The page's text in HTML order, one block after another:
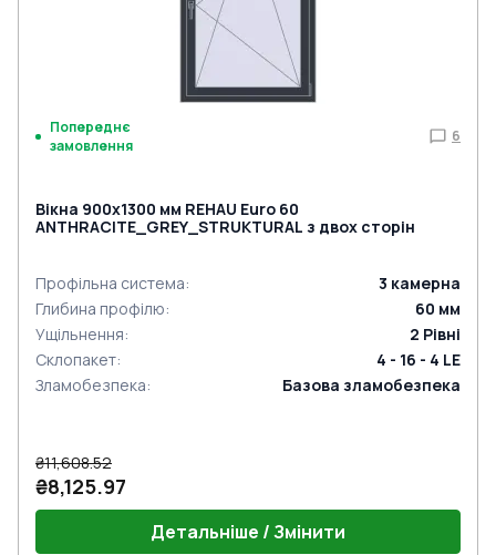
Попереднє
замовлення
6
Вікна 900x1300 мм REHAU Euro 60
ANTHRACITE_GREY_STRUKTURAL з двох сторін
Профільна система: 3 камерна
Глибина профілю: 60 мм
Ущільнення: 2 Рівні
Склопакет:
4 - 16 - 4 LE
Зламобезпека: Базова зламобезпека
₴11,608.52
₴8,125.97
Детальніше / Змінити